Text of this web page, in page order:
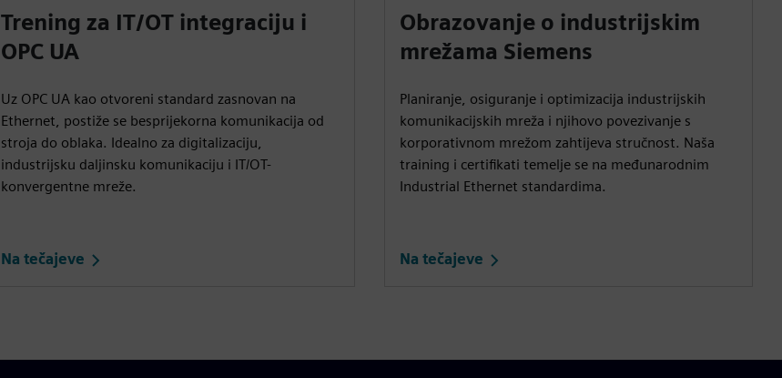
Trening za IT/OT integraciju i
OPC UA
Uz OPC UA kao otvoreni standard zasnovan na
Ethernet, postiže se besprijekorna komunikacija od
stroja do oblaka. Idealno za digitalizaciju,
industrijsku daljinsku komunikaciju i IT/OT-
konvergentne mreže.
Na tečajeve
Obrazovanje o industrijskim
mrežama Siemens
Planiranje, osiguranje i optimizacija industrijskih
komunikacijskih mreža i njihovo povezivanje s
korporativnom mrežom zahtijeva stručnost. Naša
training i certifikati temelje se na međunarodnim
Industrial Ethernet standardima.
Na tečajeve